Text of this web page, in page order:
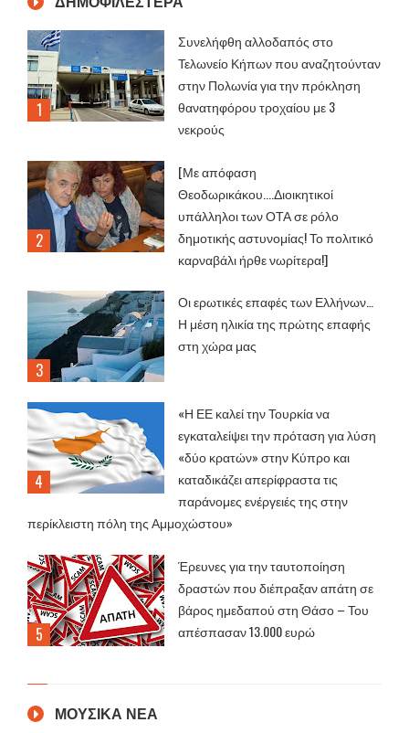
Συνελήφθη αλλοδαπός στο
Τελωνείο Κήπων που αναζητούνταν
στην Πολωνία για την πρόκληση
θανατηφόρου τροχαίου με 3
νεκρούς
[Με απόφαση
Θεοδωρικάκου....Διοικητικοί
υπάλληλοι των ΟΤΑ σε ρόλο
δημοτικής αστυνομίας! Το πολιτικό
καρναβάλι ήρθε νωρίτερα!]
Οι ερωτικές επαφές των Ελλήνων…
Η μέση ηλικία της πρώτης επαφής
στη χώρα μας
«Η ΕΕ καλεί την Τουρκία να
εγκαταλείψει την πρόταση για λύση
«δύο κρατών» στην Κύπρο και
καταδικάζει απερίφραστα τις
παράνομες ενέργειές της στην
περίκλειστη πόλη της Αμμοχώστου»
Έρευνες για την ταυτοποίηση
δραστών που διέπραξαν απάτη σε
βάρος ημεδαπού στη Θάσο – Του
απέσπασαν 13.000 ευρώ
ΜΟΥΣΙΚΑ ΝΕΑ